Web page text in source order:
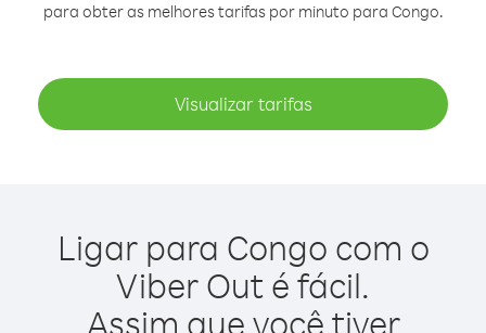
para obter as melhores tarifas por minuto para Congo.
Visualizar tarifas
Ligar para Congo com o
Viber Out é fácil.
Assim que você tiver